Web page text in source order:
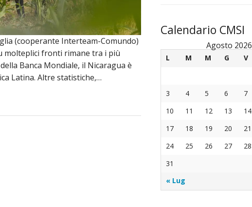
(cooperante Interteam-Comundo)
molteplici fronti rimane tra i più
Banca Mondiale, il Nicaragua è
Latina. Altre statistiche,…
Calendario CMSI
Agosto 2026
L M M G V
3
4 5 6 7
10
11 12 13 14
17
18 19 20 21
24
25 26 27 28
31
« Lug